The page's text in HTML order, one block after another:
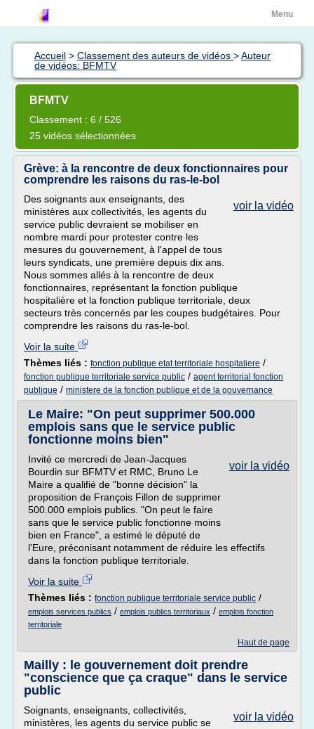
Menu
Accueil > Classement des auteurs de vidéos >Auteur
de vidéos: BFMTV
BFMTV
Classement : 6 / 526
25 vidéos sélectionnées
Grève: à la rencontre de deux fonctionnaires pour
comprendre les raisons du ras-le-bol
voir la vidéo
Des soignants aux enseignants, des
ministères aux collectivités, les agents du
service public devraient se mobiliser en
nombre mardi pour protester contre les
mesures du gouvernement, à l'appel de tous
leurs syndicats, une première depuis dix ans.
Nous sommes allés à la rencontre de deux
fonctionnaires, représentant la fonction publique
hospitalière et la fonction publique territoriale, deux
secteurs très concernés par les coupes budgétaires. Pour
comprendre les raisons du ras-le-bol.
Voir la suite
Thèmes liés : fonction publique etat territoriale hospitaliere /
fonction publique territoriale service public / agent territorial fonction
publique / ministere de la fonction publique et de la gouvernance
Le Maire: "On peut supprimer 500.000
emplois sans que le service public
fonctionne moins bien"
voir la vidéo
Invité ce mercredi de Jean-Jacques
Bourdin sur BFMTV et RMC, Bruno Le
Maire a qualifié de "bonne décision" la
proposition de François Fillon de supprimer
500.000 emplois publics. "On peut le faire
sans que le service public fonctionne moins
bien en France", a estimé le député de
l'Eure, préconisant notamment de réduire les effectifs
dans la fonction publique territoriale.
Voir la suite
Thèmes liés : fonction publique territoriale service public /
emplois services publics / emplois publics territoriaux / emplois fonction
territoriale
Haut de page
Mailly : le gouvernement doit prendre
"conscience que ça craque" dans le service
public
voir la vidéo
Soignants, enseignants, collectivités,
ministères, les agents du service public se